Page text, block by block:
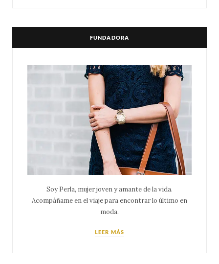
FUNDADORA
Soy Perla, mujer joven y amante de la vida.
Acompáñame en el viaje para encontrar lo último en
moda.
LEER MÁS